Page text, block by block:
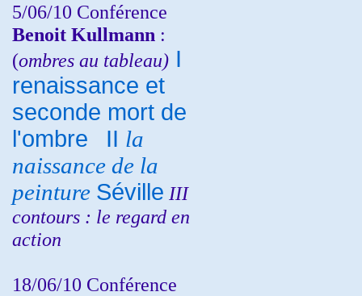
5/06/10 Conférence
Benoit Kullmann :
(ombres au tableau) I
renaissance et
seconde mort de
l'ombre
II la
naissance de la
peinture Séville III
contours : le regard en
action
18/06/10 Conférence